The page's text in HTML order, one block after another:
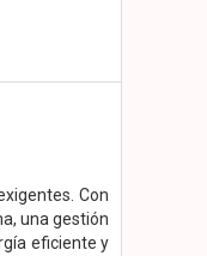
Con
una gestión
eficiente y